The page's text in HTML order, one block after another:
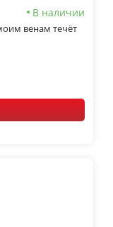
В наличии
венам течёт